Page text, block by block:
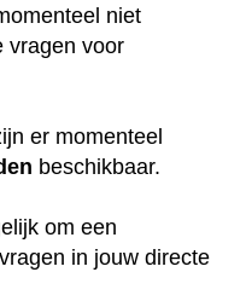
niet
vragen voor
er momenteel
beschikbaar.
om een
in jouw directe